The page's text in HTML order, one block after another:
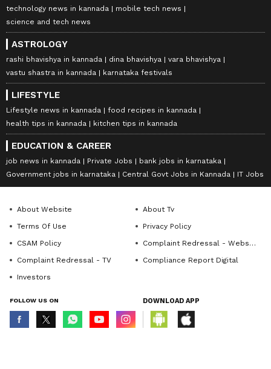
technology news in kannada
mobile tech news
science and tech news
ASTROLOGY
rashi bhavishya in kannada dina bhavishya
vara bhavishya
vastu shastra in kannada
karnataka festivals
LIFESTYLE
Lifestyle news in kannada
food recipes in kannada
health tips in kannada
kitchen tips in kannada
EDUCATION & CAREER
job news in kannada Private Jobs
bank jobs in karnataka
Government jobs in karnataka
Central Govt Jobs in Kannada IT Jobs
About Website
About Tv
Terms Of Use
Privacy Policy
CSAM Policy
Complaint Redressal - Website
Complaint Redressal - TV
Compliance Report Digital
Investors
FOLLOW US ON DOWNLOAD APP